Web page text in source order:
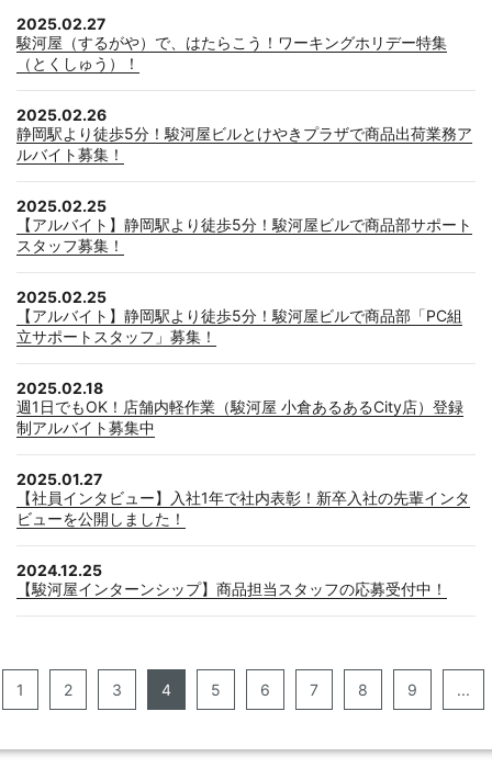
2025.02.27
駿河屋（するがや）で、はたらこう！ワーキングホリデー特集
（とくしゅう）！
2025.02.26
静岡駅より徒歩5分！駿河屋ビルとけやきプラザで商品出荷業務ア
ルバイト募集！
2025.02.25
【アルバイト】静岡駅より徒歩5分！駿河屋ビルで商品部サポート
スタッフ募集！
2025.02.25
【アルバイト】静岡駅より徒歩5分！駿河屋ビルで商品部「PC組
立サポートスタッフ」募集！
2025.02.18
週1日でもOK！店舗内軽作業（駿河屋 小倉あるあるCity店）登録
制アルバイト募集中
2025.01.27
【社員インタビュー】入社1年で社内表彰！新卒入社の先輩インタ
ビューを公開しました！
2024.12.25
【駿河屋インターンシップ】商品担当スタッフの応募受付中！
1 2 3 4 5 6 7 8 9 ...